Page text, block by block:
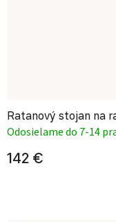
Ratanový stojan na
Odosielame do 7-14
142 €